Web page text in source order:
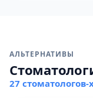
АЛЬТЕРНАТИВЫ
27